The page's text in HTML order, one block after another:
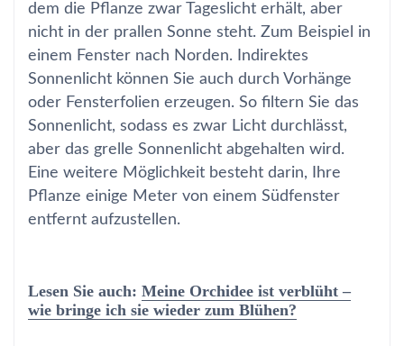
dem die Pflanze zwar Tageslicht erhält, aber
nicht in der prallen Sonne steht. Zum Beispiel in
einem Fenster nach Norden. Indirektes
Sonnenlicht können Sie auch durch Vorhänge
oder Fensterfolien erzeugen. So filtern Sie das
Sonnenlicht, sodass es zwar Licht durchlässt,
aber das grelle Sonnenlicht abgehalten wird.
Eine weitere Möglichkeit besteht darin, Ihre
Pflanze einige Meter von einem Südfenster
entfernt aufzustellen.
Lesen Sie auch: Meine Orchidee ist verblüht –
wie bringe ich sie wieder zum Blühen?